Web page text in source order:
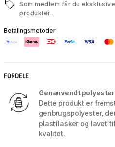
Som medlem får du
produkter.
Betalingsmetoder
FORDELE
Genanvendt polyester
Dette produkt er
genbrugspolyester,
plastflasker og lavet
kvalitet.